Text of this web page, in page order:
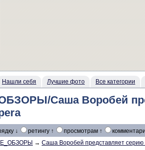
Нашли себя Лучшие фото Все категории
Саша Воробей
↓ ретингу ↑ просмотрам ↑
→ Саша Воробей представляет серию